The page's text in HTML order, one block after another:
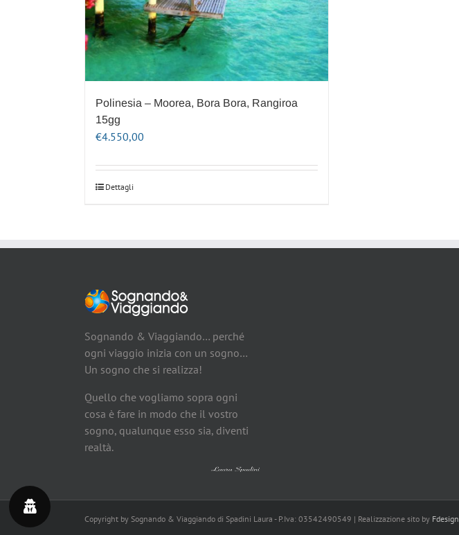
Polinesia – Moorea, Bora Bora, Rangiroa
15gg
€4.550,00
Dettagli
Sognando & Viaggiando… perché
ogni viaggio inizia con un sogno…
Un sogno che si realizza!
Quello che vogliamo sopra ogni
cosa è fare in modo che il vostro
sogno, qualunque esso sia, diventi
realtà.
Copyright by Sognando & Viaggiando di Spadini Laura - P.Iva: 03542490549 | Realizzazione sito by Fdesign